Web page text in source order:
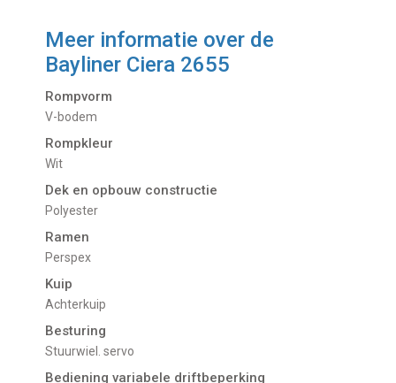
Meer informatie over de
Bayliner Ciera 2655
Rompvorm
V-bodem
Rompkleur
Wit
Dek en opbouw constructie
Polyester
Ramen
Perspex
Kuip
Achterkuip
Besturing
Stuurwiel. servo
Bediening variabele driftbeperking